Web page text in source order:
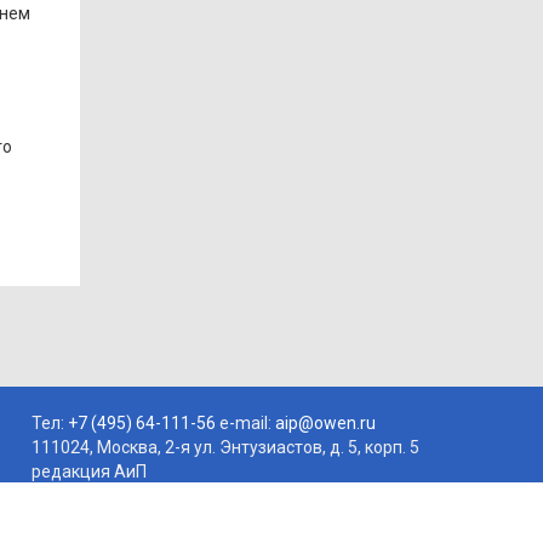
Тел: +7 (495) 64-111-56 e-mail: aip@owen.ru
111024, Москва, 2-я ул. Энтузиастов, д. 5, корп. 5
редакция АиП